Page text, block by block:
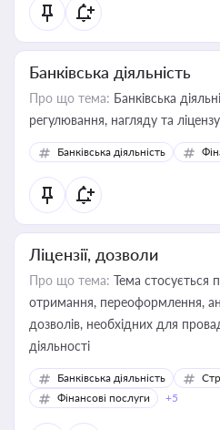
Банківська діяльність
Про що тема: Банківська
регулювання, нагляду та
Банківська діяльність
Ліцензії, дозволи
Про що тема: Тема стосується
отримання, переоформлення,
дозволів, необхідних для
діяльності
Банківська діяльність
Фінансові послуги
+5